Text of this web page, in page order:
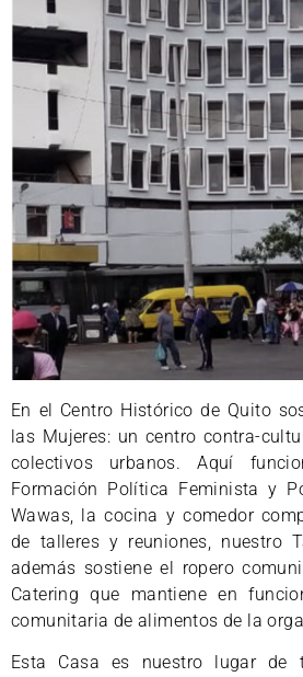
En el Centro Histórico de Quito
las Mujeres: un centro contra-
colectivos urbanos. Aquí
Formación Política Feminista y
Wawas, la cocina y comedor
de talleres y reuniones, nuestro
además sostiene el ropero
Catering que mantiene en
comunitaria de alimentos de la
Esta Casa es nuestro lugar de